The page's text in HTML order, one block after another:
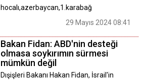
hocalı,azerbaycan,1.karabağ
29 Mayıs 2024 08:41
Bakan Fidan: ABD'nin desteği
olmasa soykırımın sürmesi
mümkün değil
Dışişleri Bakanı Hakan Fidan, İsrail'in